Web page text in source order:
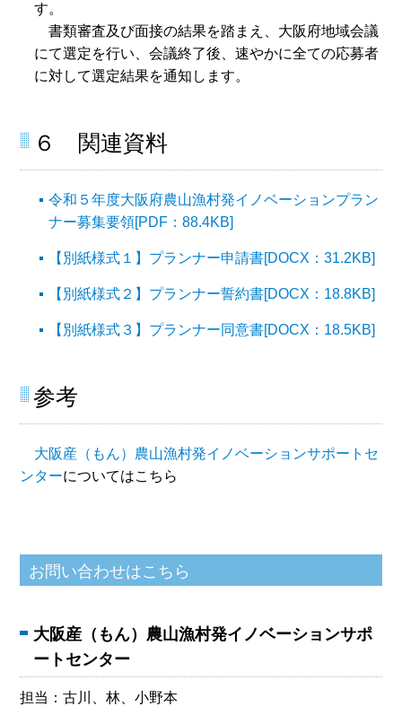
す。
書類審査及び面接の結果を踏まえ、大阪府地域会議
にて選定を行い、会議終了後、速やかに全ての応募者
に対して選定結果を通知します。
６ 関連資料
令和５年度大阪府農山漁村発イノベーションプラン
ナー募集要領[PDF：88.4KB]
【別紙様式１】プランナー申請書[DOCX：31.2KB]
【別紙様式２】プランナー誓約書[DOCX：18.8KB]
【別紙様式３】プランナー同意書[DOCX：18.5KB]
参考
大阪産（もん）農山漁村発イノベーションサポートセ
ンターについてはこちら
大阪産（もん）農山漁村発イノベーションサポ
ートセンター
担当：古川、林、小野本